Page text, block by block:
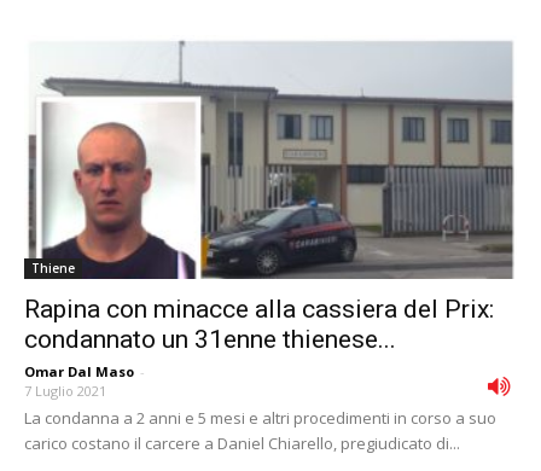
Thiene
Rapina con minacce alla cassiera del Prix:
condannato un 31enne thienese...
Omar Dal Maso -
7 Luglio 2021
La condanna a 2 anni e 5 mesi e altri procedimenti in corso a suo
carico costano il carcere a Daniel Chiarello, pregiudicato di...